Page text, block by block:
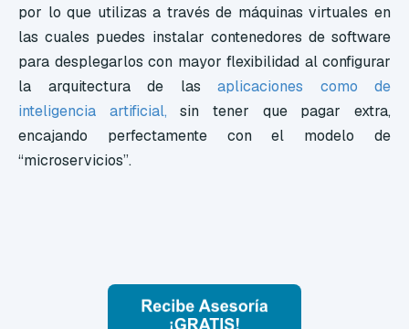
por lo que utilizas a través de máquinas virtuales en
las cuales puedes instalar contenedores de software
para desplegarlos con mayor flexibilidad al configurar
la arquitectura de las aplicaciones como de
inteligencia artificial, sin tener que pagar extra,
encajando perfectamente con el modelo de
“microservicios”.